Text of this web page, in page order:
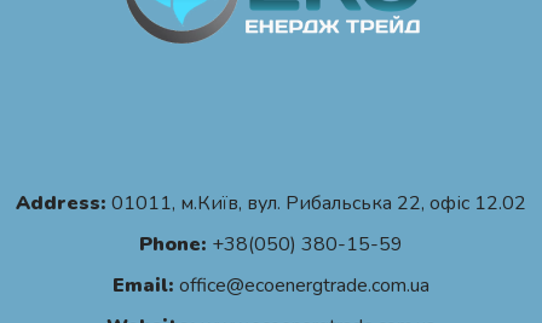
Address: 01011, м.Київ, вул. Рибальська 22, офіс 12.02
Phone: +38(050) 380-15-59
Email: office@ecoenergtrade.com.ua